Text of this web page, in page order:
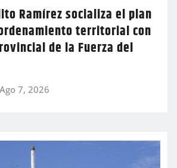
Ramírez socializa el plan
territorial con
de la Fuerza del
Ago 7, 2026